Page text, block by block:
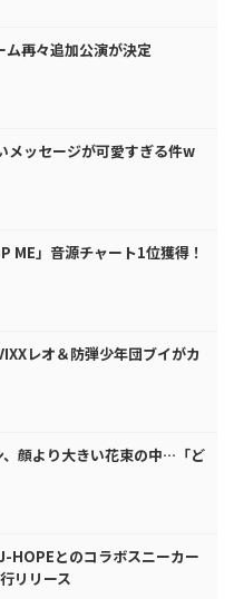
再々追加公演が決定
ッセージが可愛すぎる件w
ME」音源チャート1位獲得！
レオ＆防弾少年団ブイがカ
、顔より大きい花束の中…「ど
HOPEとのコラボスニーカー
リリース